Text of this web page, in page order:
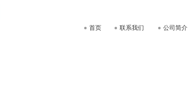
首页 联系我们 公司简介